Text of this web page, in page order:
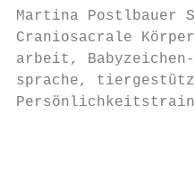
Martina
Craniosacrale
arbeit,
sprache,